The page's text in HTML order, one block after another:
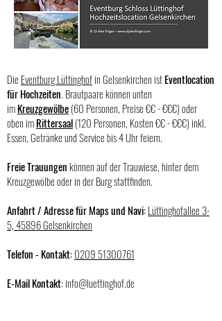
Die Eventburg Lüttinghofin Gelsenkirchen istEventlocation
für Hochzeiten. Brautpaare können unten
imKreuzgewölbe(60 Personen, Preise€€ - €€€)oder
oben imRittersaal(120 Personen, Kosten€€ - €€€) inkl.
Essen, Getränke und Service bis 4 Uhr feiern.
Freie Trauungenkönnen auf der Trauwiese, hinter dem
Kreuzgewölbe oder in der Burg stattfinden.
Anfahrt / Adresse für Maps und Navi:Lüttinghofallee 3-
5, 45896 Gelsenkirchen
Telefon - Kontakt:0209 51300761
E-Mail Kontakt: info@luettinghof.de